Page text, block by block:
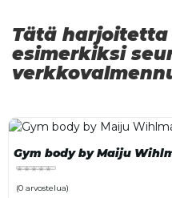
Tätä
esimerkiksi
Gym body by Maiju
(0 arvostelua)